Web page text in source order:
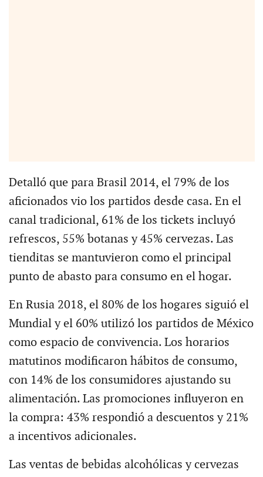
Detalló que para Brasil 2014, el 79% de los
aficionados vio los partidos desde casa. En el
canal tradicional, 61% de los tickets incluyó
refrescos, 55% botanas y 45% cervezas. Las
tienditas se mantuvieron como el principal
punto de abasto para consumo en el hogar.
En Rusia 2018, el 80% de los hogares siguió el
Mundial y el 60% utilizó los partidos de México
como espacio de convivencia. Los horarios
matutinos modificaron hábitos de consumo,
con 14% de los consumidores ajustando su
alimentación. Las promociones influyeron en
la compra: 43% respondió a descuentos y 21%
a incentivos adicionales.
Las ventas de bebidas alcohólicas y cervezas